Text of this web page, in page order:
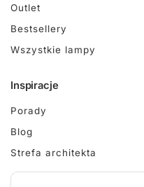
Outlet
Bestsellery
Wszystkie lampy
Inspiracje
Porady
Blog
Strefa architekta